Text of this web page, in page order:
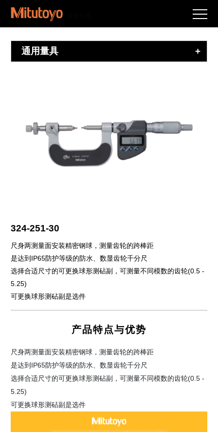
通用量具 +
324-251-30
尺身两测量面安装精密钢球，测量齿轮的跨棒距
是达到IP65防护等级的防水、数显齿轮千分尺
选择合适尺寸的可更换球形测砧副，可测量不同模数的齿轮(0.5 -
5.25)
可更换球形测砧副是选件
产品特点与优势
尺身两测量面安装精密钢球，测量齿轮的跨棒距
是达到IP65防护等级的防水、数显齿轮千分尺
选择合适尺寸的可更换球形测砧副，可测量不同模数的齿轮(0.5 -
5.25)
可更换球形测砧副是选件